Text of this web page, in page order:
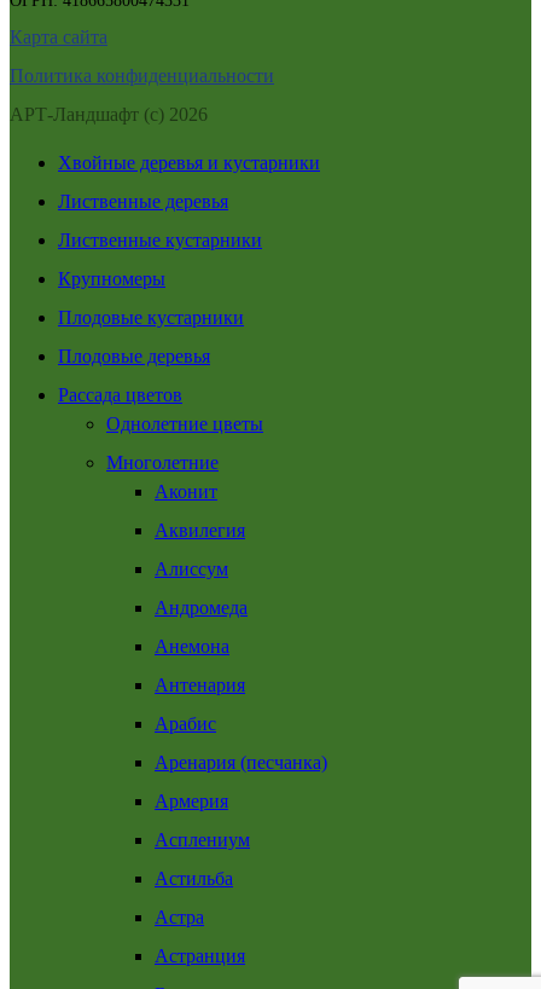
Карта сайта
Политика конфиденциальности
АРТ-Ландшафт (с) 2026
Хвойные деревья и кустарники
Лиственные деревья
Лиственные кустарники
Крупномеры
Плодовые кустарники
Плодовые деревья
Рассада цветов
Однолетние цветы
Многолетние
Аконит
Аквилегия
Алиссум
Андромеда
Анемона
Антенария
Арабис
Аренария (песчанка)
Армерия
Асплениум
Астильба
Астра
Астранция